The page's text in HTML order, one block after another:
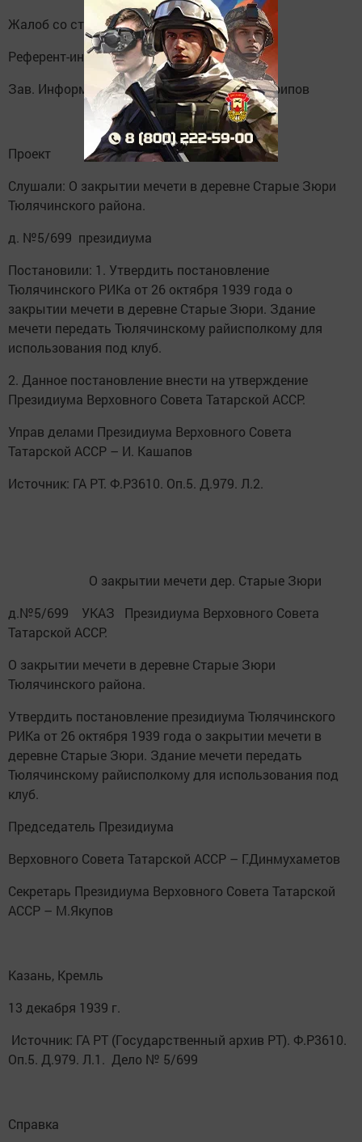
Жалоб со стороны верующих не поступило.
Референт-информаторов – Р. Нуреев
Зав. Информац. Статистич. группой – Ш.Гарипов
Проект
Слушали: О закрытии мечети в деревне Старые Зюри
Тюлячинского района.
д. №5/699 президиума
Постановили: 1. Утвердить постановление
Тюлячинского РИКа от 26 октября 1939 года о
закрытии мечети в деревне Старые Зюри. Здание
мечети передать Тюлячинскому райисполкому для
использования под клуб.
2. Данное постановление внести на утверждение
Президиума Верховного Совета Татарской АССР.
Управ делами Президиума Верховного Совета
Татарской АССР – И. Кашапов
Источник: ГА РТ. Ф.Р3610. Оп.5. Д.979. Л.2.
О закрытии мечети дер. Старые Зюри
д.№5/699 УКАЗ Президиума Верховного Совета
Татарской АССР.
О закрытии мечети в деревне Старые Зюри
Тюлячинского района.
Утвердить постановление президиума Тюлячинского
РИКа от 26 октября 1939 года о закрытии мечети в
деревне Старые Зюри. Здание мечети передать
Тюлячинскому райисполкому для использования под
клуб.
Председатель Президиума
Верховного Совета Татарской АССР – Г.Динмухаметов
Секретарь Президиума Верховного Совета Татарской
АССР – М.Якупов
Казань, Кремль
13 декабря 1939 г.
Источник: ГА РТ (Государственный архив РТ). Ф.Р3610.
Оп.5. Д.979. Л.1. Дело № 5/699
Справка